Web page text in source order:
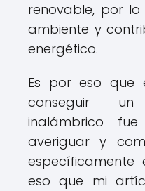
renovable, por
ambiente y
energético.
Es por eso que
conseguir
inalámbrico
averiguar y
específicamente
eso que mi